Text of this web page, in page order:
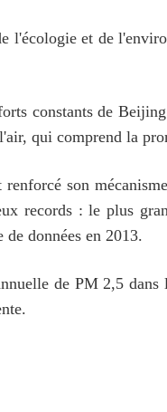
l'écologie et de
constants de
qui comprend la
son
records : le plus
données en 2013.
de PM 2,5